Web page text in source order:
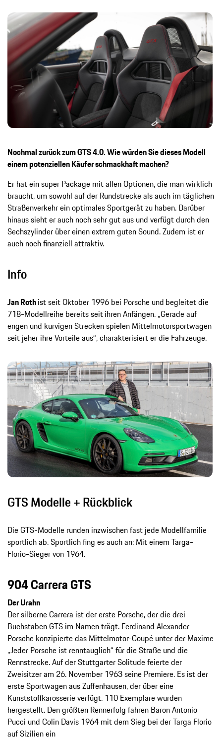
Nochmal zurück zum GTS 4.0. Wie würden Sie dieses Modell
einem potenziellen Käufer schmackhaft machen?
Er hat ein super Package mit allen Optionen, die man wirklich
braucht, um sowohl auf der Rundstrecke als auch im täglichen
Straßenverkehr ein optimales Sportgerät zu haben. Darüber
hinaus sieht er auch noch sehr gut aus und verfügt durch den
Sechszylinder über einen extrem guten Sound. Zudem ist er
auch noch finanziell attraktiv.
Info
Jan Rothist seit Oktober 1996 bei Porsche und begleitet die
718-Modellreihe bereits seitihren Anfängen. „Gerade auf
engen und kurvigen Strecken spielen Mittelmotorsportwagen
seit jeher ihre Vorteile aus“, charakterisiert er die Fahrzeuge.
GTS Modelle + Rückblick
Die GTS-Modelle runden inzwischen fast jede Modellfamilie
sportlich ab. Sportlich fing es auch an: Mit einem Targa-
Florio-Sieger von 1964.
904 Carrera GTS
Der Urahn
Der silberne Carrera ist der erste Porsche, der die drei
Buchstaben GTS im Namen trägt. Ferdinand Alexander
Porsche konzipierte das Mittelmotor-Coupé unter der Maxime
„Jeder Porsche ist renntauglich“ für die Straße und die
Rennstrecke. Auf der Stuttgarter Solitude feierte der
Zweisitzer am 26. November 1963 seine Premiere. Es ist der
erste Sportwagen aus Zuffenhausen, der über eine
Kunststoffkarosserie verfügt. 110 Exemplare wurden
hergestellt. Den größten Rennerfolg fahren Baron Antonio
Pucci und Colin Davis 1964 mit dem Sieg bei der Targa Florio
auf Sizilien ein